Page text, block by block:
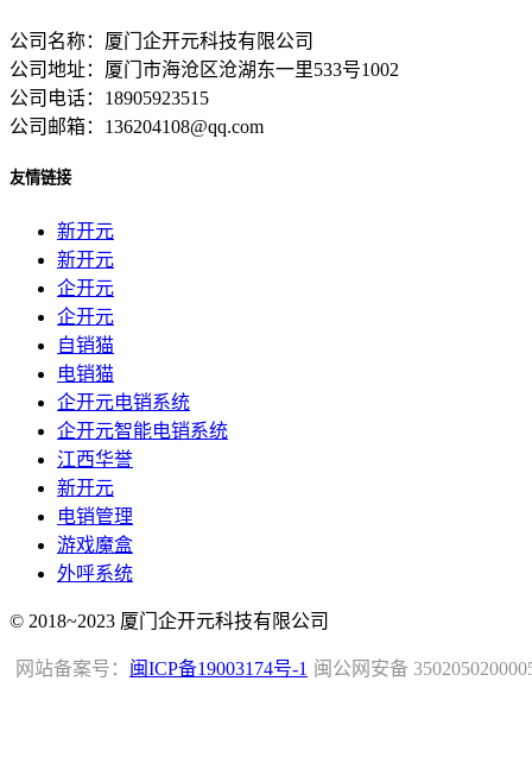
公司名称：厦门企开元科技有限公司
公司地址：厦门市海沧区沧湖东一里533号1002
公司电话：18905923515
公司邮箱：136204108@qq.com
友情链接
新开元
新开元
企开元
企开元
自销猫
电销猫
企开元电销系统
企开元智能电销系统
江西华誉
新开元
电销管理
游戏魔盒
外呼系统
© 2018~2023 厦门企开元科技有限公司
闽公网安备
网站备案号： 闽ICP备19003174号-1